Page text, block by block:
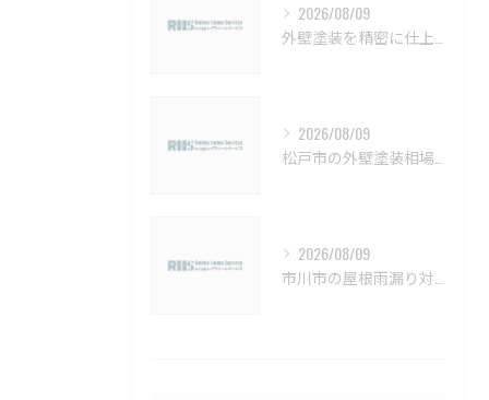
2026/08/09
2026/08/09
2026/08/09